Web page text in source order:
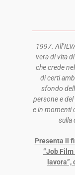
1997.
vera di vita
che crede
di certi
sfondo
persone e
e in momenti
sulla
Presenta il
“Job